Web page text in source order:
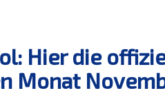
Hier die
Monat